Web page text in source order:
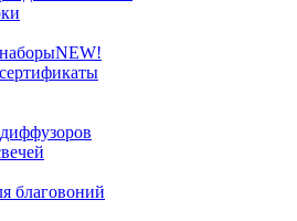
NEW!
благовоний